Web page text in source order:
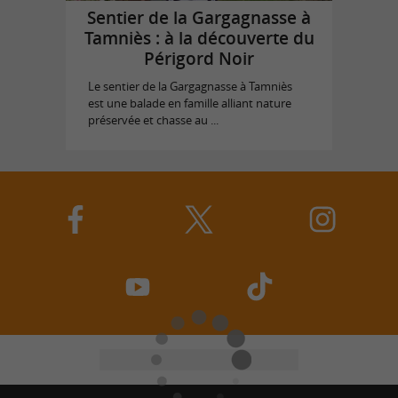
Sentier de la Gargagnasse à
Tamniès : à la découverte du
Périgord Noir
Le sentier de la Gargagnasse à Tamniès
est une balade en famille alliant nature
préservée et chasse au ...